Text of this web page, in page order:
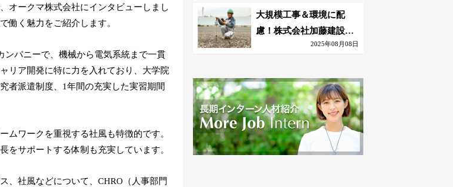
オークマ株式会社にインタビューしまし
働く魅力をご紹介します。
ンパニーで、機械から電気系統まで一貫
リア開発に特に力を入れており、大学院
者派遣制度、1年間の充実した実習期間
ムワークを重視する社風も特徴的です。
をサポートする体制も充実しています。
、社風などについて、CHRO（人事部門
境
大規模工事＆環境に配
慮！株式会社加藤建設の
若手が語る現場監督の働
2025年08月08日